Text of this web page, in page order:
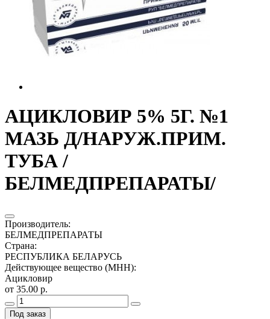
АЦИКЛОВИР 5% 5Г. №1
МАЗЬ Д/НАРУЖ.ПРИМ.
ТУБА /
БЕЛМЕДПРЕПАРАТЫ/
Производитель:
БЕЛМЕДПРЕПАРАТЫ
Страна:
РЕСПУБЛИКА БЕЛАРУСЬ
Действующее вещество (МНН):
Ацикловир
от 35.00 р.
Под заказ